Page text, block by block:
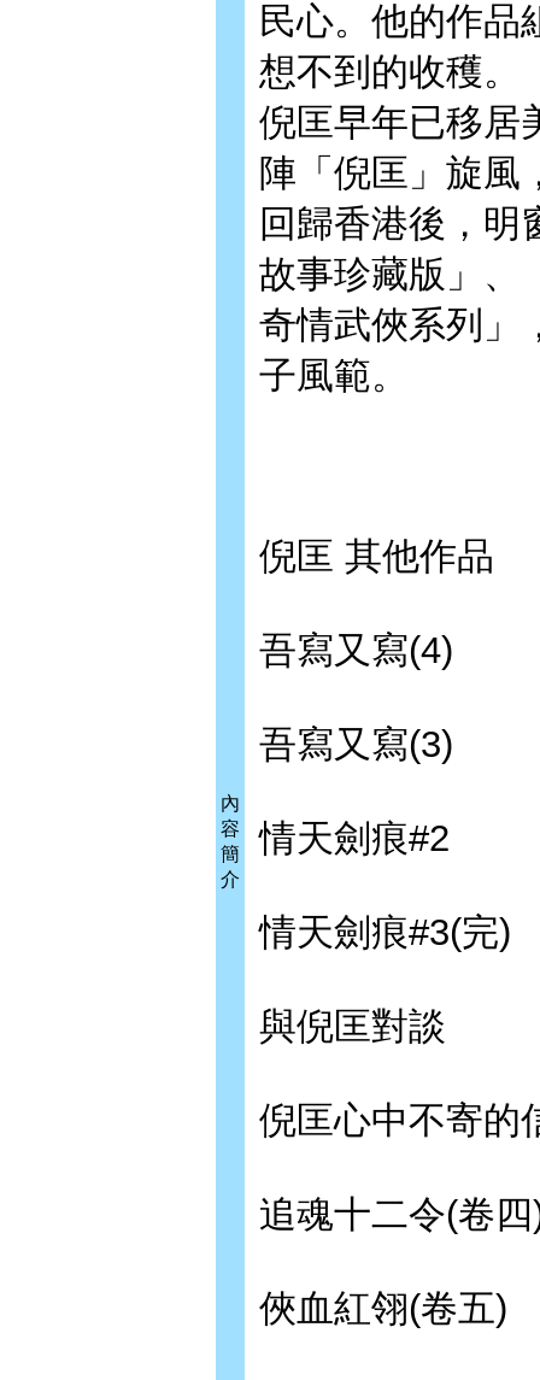
內
容
簡
介
民心。他的作品
想不到的收穫。
倪匡早年已移居
陣「倪匡」旋風
回歸香港後，明
故事珍藏版」、
奇情武俠系列」
子風範。
倪匡 其他作品
吾寫又寫(4)
吾寫又寫(3)
情天劍痕#2
情天劍痕#3(完)
與倪匡對談
倪匡心中不寄的
追魂十二令(卷
俠血紅翎(卷五)